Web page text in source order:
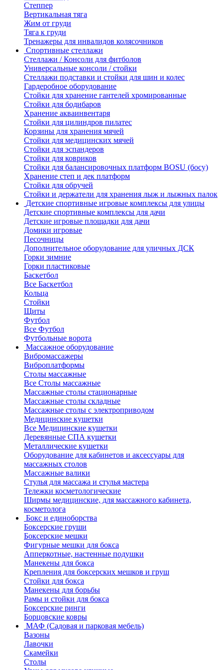
Степпер
Вертикальная тяга
Жим от груди
Тяга к груди
Тренажеры для инвалидов колясочников
Спортивные стеллажи
Стеллажи / Консоли для фитболов
Универсальные консоли / стойки
Стеллажи подставки и стойки для шин и колес
Гардеробное оборудование
Стойки для хранение гантелей хромированные
Стойки для бодибаров
Хранение акваинвентаря
Стойки для цилиндров пилатес
Корзины для хранения мячей
Стойки для медицинских мячей
Стойки для эспандеров
Стойки для ковриков
Стойки для балансировочных платформ BOSU (босу)
Хранение степ и дек платформ
Стойки для обручей
Стойки и держатели для хранения лыж и лыжных палок
Детские спортивные игровые комплексы для улицы
Детские спортивные комплексы для дачи
Детские игровые площадки для дачи
Домики игровые
Песочницы
Дополнительное оборудование для уличных ДСК
Горки зимние
Горки пластиковые
Баскетбол
Все Баскетбол
Кольца
Стойки
Щиты
Футбол
Все Футбол
Футбольные ворота
Массажное оборудование
Вибромассажеры
Виброплатформы
Столы массажные
Все Столы массажные
Массажные столы стационарные
Массажные столы складные
Массажные столы с электроприводом
Медицинские кушетки
Все Медицинские кушетки
Деревянные СПА кушетки
Металлические кушетки
Оборудование для кабинетов и аксессуары для
массажных столов
Массажные валики
Стулья для массажа и стулья мастера
Тележки косметологические
Ширмы медицинские, для массажного кабинета,
косметолога
Бокс и единоборства
Боксерские груши
Боксерские мешки
Фигурные мешки для бокса
Апперкотные, настенные подушки
Манекены для бокса
Крепления для боксерских мешков и груш
Стойки для бокса
Манекены для борьбы
Рамы и стойки для бокса
Боксерские ринги
Борцовские ковры
МАФ (Садовая и парковая мебель)
Вазоны
Лавочки
Скамейки
Столы